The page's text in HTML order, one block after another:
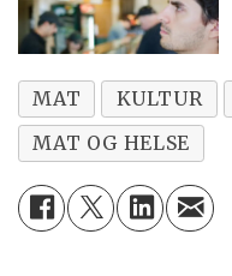
MAT KULTUR
MAT OG HELSE